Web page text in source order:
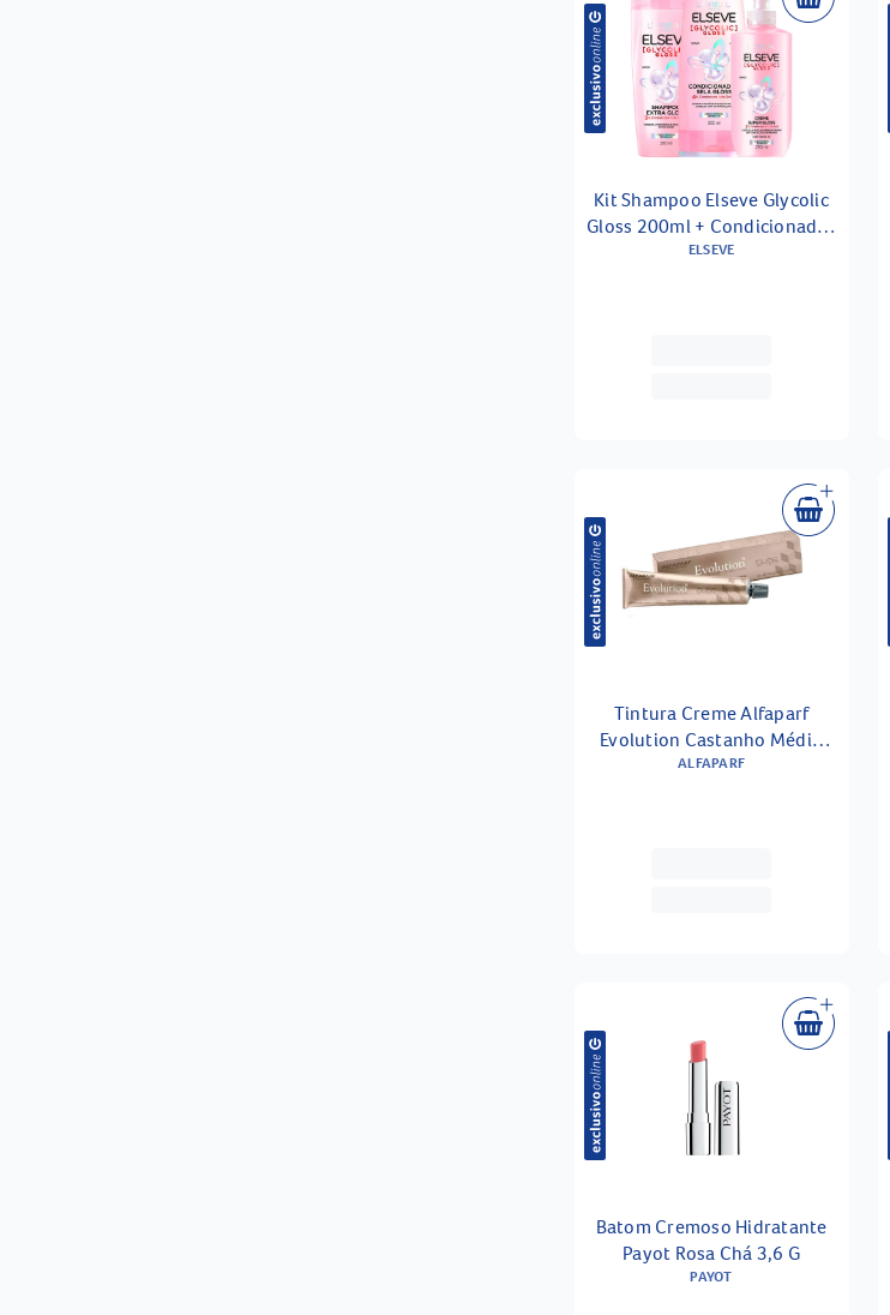
Kit Shampoo Elseve Glycolic
Gloss 200ml + Condicionador
Elseve Glycolic Gloss 200ml +
ELSEVE
Tintura Creme Alfaparf
Evolution Castanho Médio
Intenso 4ni
ALFAPARF
Batom Cremoso Hidratante
Payot Rosa Chá 3,6 G
PAYOT